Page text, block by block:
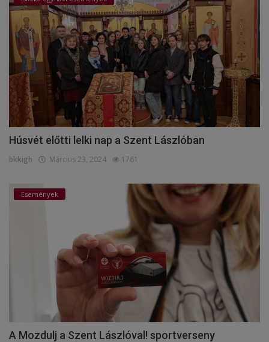
Húsvét előtti lelki nap a Szent Lászlóban
bkkigh Március 23, 2024 1761
Események
A Mozdulj a Szent Lászlóval! sportverseny